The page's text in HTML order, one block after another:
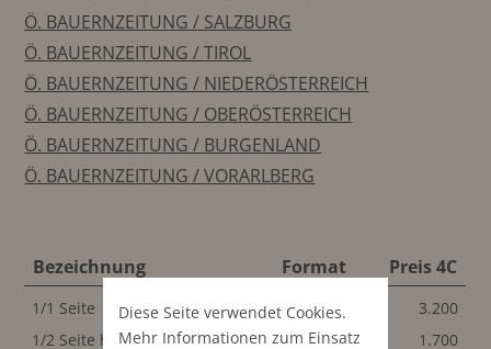
Ö. BAUERNZEITUNG / SALZBURG
Ö. BAUERNZEITUNG / TIROL
Ö. BAUERNZEITUNG / NIEDERÖSTERREICH
Ö. BAUERNZEITUNG / OBERÖSTERREICH
Ö. BAUERNZEITUNG / BURGENLAND
Ö. BAUERNZEITUNG / VORARLBERG
Bezeichnung Format Preis 4C
1/1 Seite 200x270 mm
3.200
1/2 Seite hoch
98x250 mm
1.700
Diese Seite verwendet Cookies.
Mehr Informationen zum Einsatz